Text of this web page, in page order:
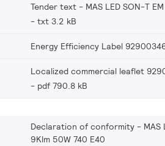
Tender text - MAS LED SON-T
txt 3.2 kB
Energy Efficiency Label
Localized commercial leaflet
pdf 790.8 kB
Declaration of conformity - MAS
9Klm 50W 740 E40